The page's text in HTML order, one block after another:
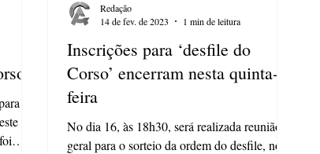
as
Inscrições para ‘desfile do
Corso’ encerram nesta quinta-
feira
No dia 16, às 18h30, será realizada reunião
geral para o sorteio da ordem do desfile, no
Redação
14 de fev. de 2023
1 min de leitura